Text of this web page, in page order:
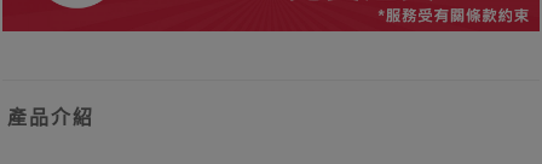
產品介紹